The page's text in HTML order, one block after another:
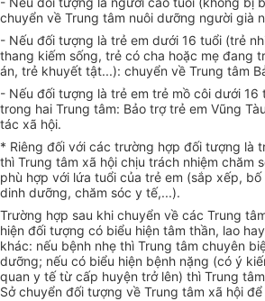
chuyển về Trung tâm nuôi dưỡng người già
- Nếu đối tượng là trẻ em dưới 16 tuổi (trẻ
thang kiếm sống, trẻ có cha hoặc mẹ đang
án, trẻ khuyết tật...): chuyển về Trung tâm
- Nếu đối tượng là trẻ em trẻ mồ côi dưới 16
trong hai Trung tâm: Bảo trợ trẻ em Vũng
tác xã hội.
* Riêng đối với các trường hợp đối tượng là
thì Trung tâm xã hội chịu trách nhiệm chăm
phù hợp với lứa tuổi của trẻ em (sắp xếp,
dinh dưỡng, chăm sóc y tế,...).
Trường hợp sau khi chuyển về các Trung
hiện đối tượng có biểu hiện tâm thần, lao
khác: nếu bệnh nhẹ thì Trung tâm chuyên
dưỡng; nếu có biểu hiện bệnh nặng (có ý
quan y tế từ cấp huyện trở lên) thì Trung
Sở chuyển đối tượng về Trung tâm xã hội